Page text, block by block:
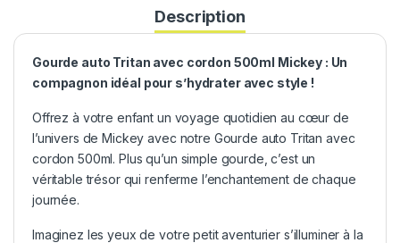
Description
Gourde auto Tritan avec cordon 500ml Mickey : Un
compagnon idéal pour s’hydrater avec style !
Offrez à votre enfant un voyage quotidien au cœur de
l’univers de Mickey avec notre Gourde auto Tritan avec
cordon 500ml. Plus qu’un simple gourde, c’est un
véritable trésor qui renferme l’enchantement de chaque
journée.
Imaginez les yeux de votre petit aventurier s’illuminer à la